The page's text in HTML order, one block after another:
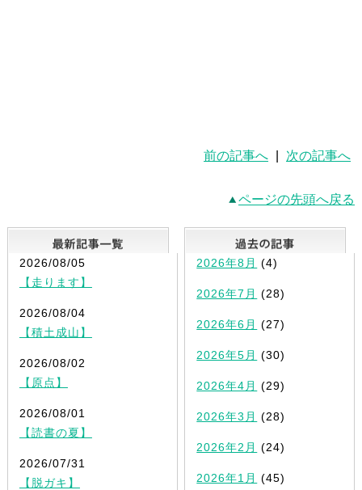
前の記事へ 次の記事へ
ページの先頭へ戻る
最新記事一覧
2026/08/05
【走ります】
2026/08/04
【積土成山】
2026/08/02
【原点】
2026/08/01
【読書の夏】
2026/07/31
【脱ガキ】
2026年8月 (4)
2026年7月 (28)
2026年6月 (27)
2026年5月 (30)
2026年4月 (29)
2026年3月 (28)
2026年2月 (24)
2026年1月 (45)